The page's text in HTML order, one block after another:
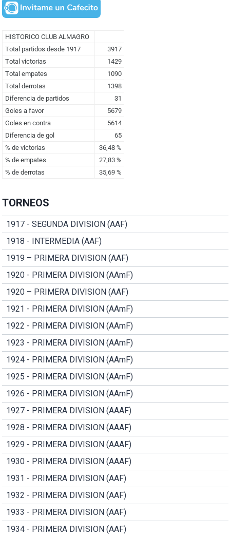
TORNEOS
1917 - SEGUNDA DIVISION (AAF)
1918 - INTERMEDIA (AAF)
1919 – PRIMERA DIVISION (AAF)
1920 - PRIMERA DIVISION (AAmF)
1920 – PRIMERA DIVISION (AAF)
1921 - PRIMERA DIVISION (AAmF)
1922 - PRIMERA DIVISION (AAmF)
1923 - PRIMERA DIVISION (AAmF)
1924 - PRIMERA DIVISION (AAmF)
1925 - PRIMERA DIVISION (AAmF)
1926 - PRIMERA DIVISION (AAmF)
1927 - PRIMERA DIVISION (AAAF)
1928 - PRIMERA DIVISION (AAAF)
1929 - PRIMERA DIVISION (AAAF)
1930 - PRIMERA DIVISION (AAAF)
1931 - PRIMERA DIVISION (AAF)
1932 - PRIMERA DIVISION (AAF)
1933 - PRIMERA DIVISION (AAF)
1934 - PRIMERA DIVISION (AAF)